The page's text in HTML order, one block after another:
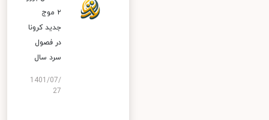
۲ موج
جدید کرونا
در فصول
سرد سال
1401/07/
27